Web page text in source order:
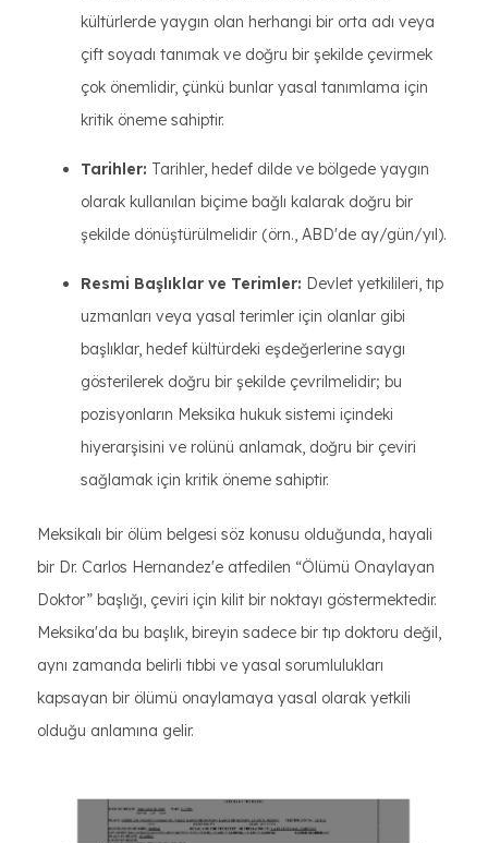
kültürlerde yaygın olan herhangi bir orta adı veya
çift soyadı tanımak ve doğru bir şekilde çevirmek
çok önemlidir, çünkü bunlar yasal tanımlama için
kritik öneme sahiptir.
Tarihler: Tarihler, hedef dilde ve bölgede yaygın
olarak kullanılan biçime bağlı kalarak doğru bir
şekilde dönüştürülmelidir (örn., ABD'de ay/gün/yıl).
Resmi Başlıklar ve Terimler: Devlet yetkilileri, tıp
uzmanları veya yasal terimler için olanlar gibi
başlıklar, hedef kültürdeki eşdeğerlerine saygı
gösterilerek doğru bir şekilde çevrilmelidir; bu
pozisyonların Meksika hukuk sistemi içindeki
hiyerarşisini ve rolünü anlamak, doğru bir çeviri
sağlamak için kritik öneme sahiptir.
Meksikalı bir ölüm belgesi söz konusu olduğunda, hayali
bir Dr. Carlos Hernandez'e atfedilen “Ölümü Onaylayan
Doktor” başlığı, çeviri için kilit bir noktayı göstermektedir.
Meksika'da bu başlık, bireyin sadece bir tıp doktoru değil,
aynı zamanda belirli tıbbi ve yasal sorumlulukları
kapsayan bir ölümü onaylamaya yasal olarak yetkili
olduğu anlamına gelir.